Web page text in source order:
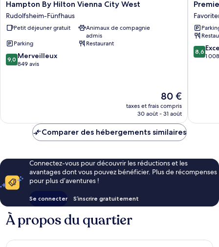
Hampton
By
Hilton
Vienna
West
Rudolfsheim-
Fünfhaus
Hampton By Hilton Vienna City West
Rudolfsheim-Fünfhaus
Petit déjeuner gratuit
Animaux de compagnie
admis
Parking
Restaurant
9.0
sur
9,0 Merveilleux
849 avis
Le
nouveau
prix
de
80 €
taxes et frais compris
30 août - 31 août
Premier
Inn
Wien
City
8.6
sur
8,6
1
Comparer des hébergements similaires
Connectez-vous pour découvrir les réductions et les
avantages dont vous pouvez bénéficier. Plus de récompenses
pour plus d’aventures !
Se connecter S’inscrire gratuitement
À propos du quartier